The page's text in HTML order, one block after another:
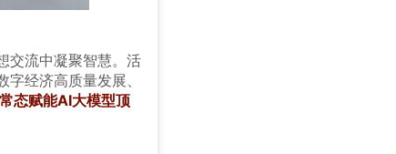
交流中凝聚智慧。活
经济高质量发展、
态赋能AI大模型顶